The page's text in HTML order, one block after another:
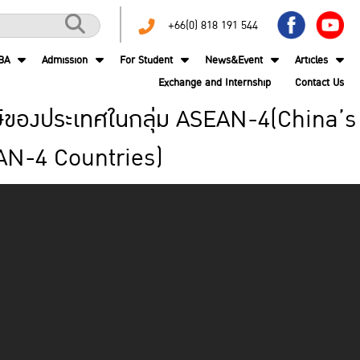
+66(0) 818 191 544
Admission For Student News&Event
Articles
Exchange and Internship
Contact Us
งประเทศในกลุ่ม ASEAN-4(China’s
4 Countries)